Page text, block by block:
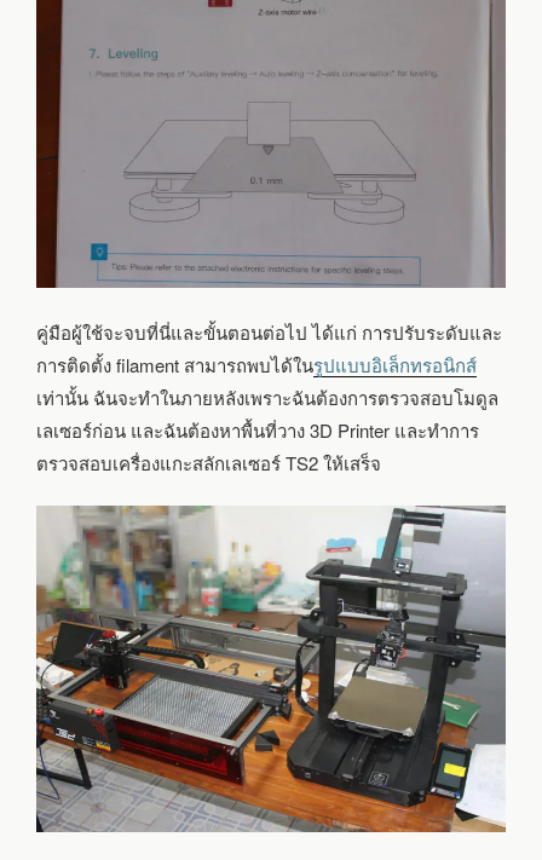
คู่มือผู้ใช้จะจบที่นี่และขั้นตอนต่อไป ได้แก่ การปรับระดับและ
การติดตั้ง filament สามารถพบได้ในรูปแบบอิเล็กทรอนิกส์
เท่านั้น ฉันจะทำในภายหลังเพราะฉันต้องการตรวจสอบโมดูล
เลเซอร์ก่อน และฉันต้องหาพื้นที่วาง 3D Printer และทำการ
ตรวจสอบเครื่องแกะสลักเลเซอร์ TS2 ให้เสร็จ